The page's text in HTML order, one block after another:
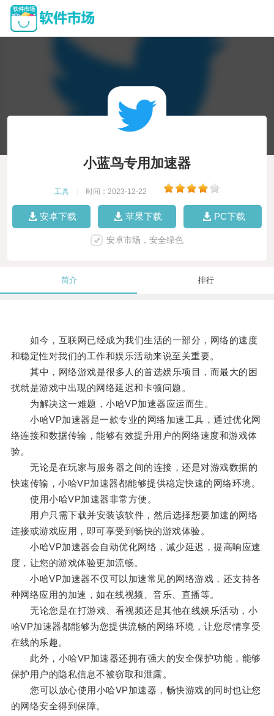
小蓝鸟专用加速器
工具 时间：2023-12-22
安卓下载 苹果下载 PC下载
安卓市场，安全绿色
简介 排行
如今，互联网已经成为我们生活的一部分，网络的速度
和稳定性对我们的工作和娱乐活动来说至关重要。
其中，网络游戏是很多人的首选娱乐项目，而最大的困
扰就是游戏中出现的网络延迟和卡顿问题。
为解决这一难题，小哈VP加速器应运而生。
小哈VP加速器是一款专业的网络加速工具，通过优化网
络连接和数据传输，能够有效提升用户的网络速度和游戏体
验。
无论是在玩家与服务器之间的连接，还是对游戏数据的
快速传输，小哈VP加速器都能够提供稳定快速的网络环境。
使用小哈VP加速器非常方便。
用户只需下载并安装该软件，然后选择想要加速的网络
连接或游戏应用，即可享受到畅快的游戏体验。
小哈VP加速器会自动优化网络，减少延迟，提高响应速
度，让您的游戏体验更加流畅。
小哈VP加速器不仅可以加速常见的网络游戏，还支持各
种网络应用的加速，如在线视频、音乐、直播等。
无论您是在打游戏、看视频还是其他在线娱乐活动，小
哈VP加速器都能够为您提供流畅的网络环境，让您尽情享受
在线的乐趣。
此外，小哈VP加速器还拥有强大的安全保护功能，能够
保护用户的隐私信息不被窃取和泄露。
您可以放心使用小哈VP加速器，畅快游戏的同时也让您
的网络安全得到保障。